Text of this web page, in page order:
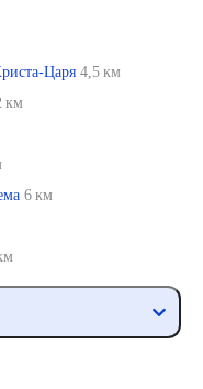
Царя 4,5 км
км
6 км